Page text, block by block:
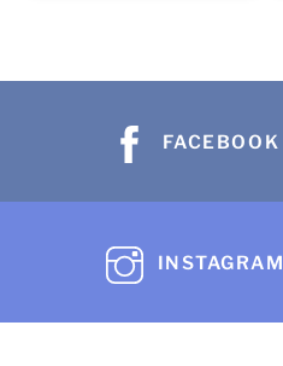
FACEBOOK
INSTAGRAM